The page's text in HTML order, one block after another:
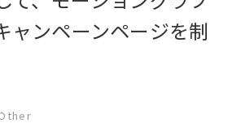
ャンペーンページを制